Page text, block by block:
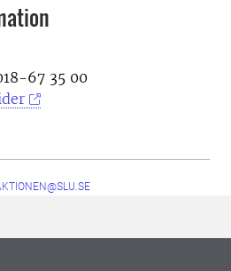
67 35 00